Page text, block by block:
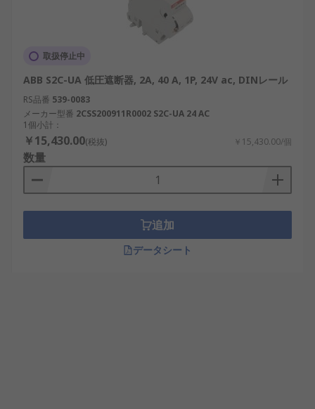
取扱停止中
ABB S2C-UA 低圧遮断器, 2A, 40 A, 1P, 24V ac, DINレール
RS品番 539-0083
メーカー型番 2CSS200911R0002 S2C-UA 24 AC
1個小計：
￥15,430.00(税抜) ￥15,430.00/個
数量
追加
データシート